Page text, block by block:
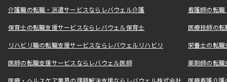
介護職の転職・派遣サービスならレバウェル介護 看護師の転
保育士の転職支援サービスならレバウェル保育士 医療技師の
リハビリ職の転職支援サービスならレバウェルリハビリ 栄養士の転
医師の転職支援サービスならレバウェル医師 薬剤師の転